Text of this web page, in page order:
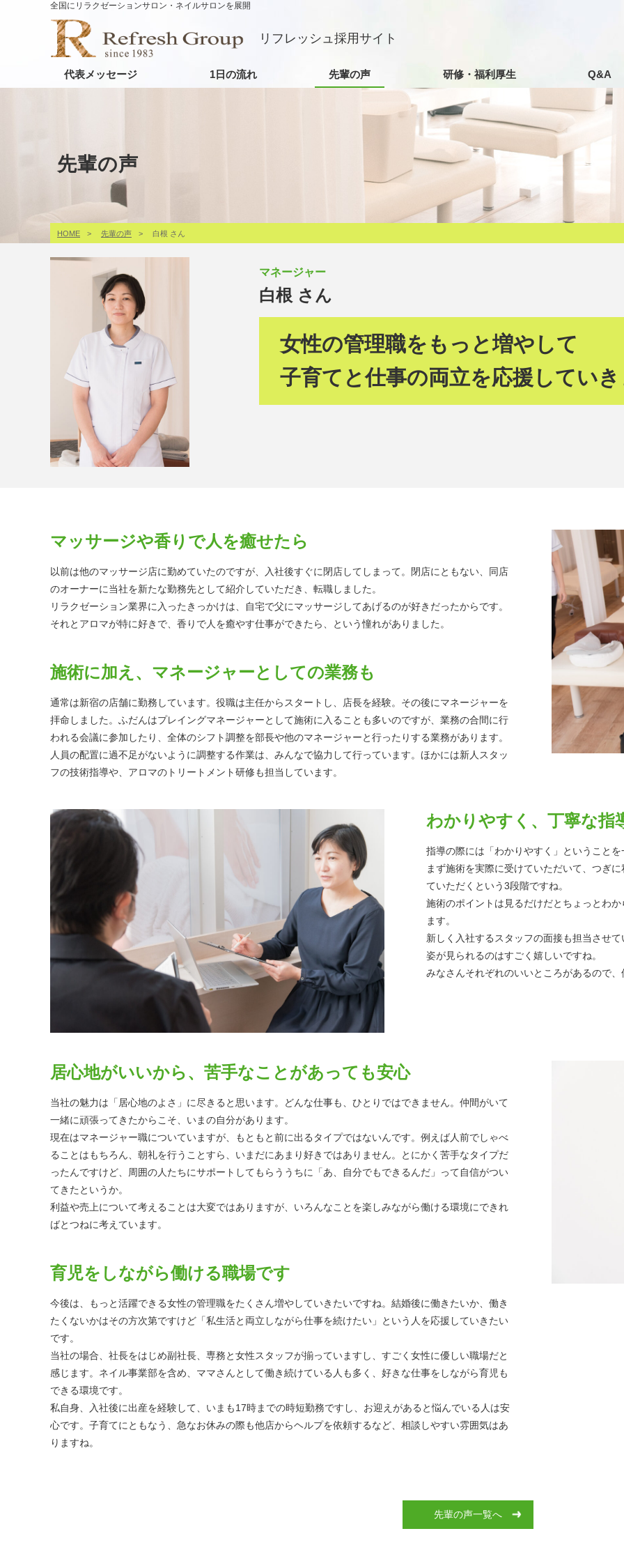
全国にリラクゼーションサロン・ネイルサロンを展開
リフレッシュ採用サイト
代表メッセージ 1日の流れ 先輩の声 研修・福利厚生 Q&A
先輩の声
HOME 先輩の声 白根 さん
マネージャー
白根 さん
女性の管理職をもっと増やして
子育てと仕事の両立を応援してい
マッサージや香りで人を癒せたら
以前は他のマッサージ店に勤めていたのですが、入社後すぐに閉店してしまって。閉店にともない、同店
のオーナーに当社を新たな勤務先として紹介していただき、転職しました。
リラクゼーション業界に入ったきっかけは、自宅で父にマッサージしてあげるのが好きだったからです。
それとアロマが特に好きで、香りで人を癒やす仕事ができたら、という憧れがありました。
施術に加え、マネージャーとしての業務も
通常は新宿の店舗に勤務しています。役職は主任からスタートし、店長を経験。その後にマネージャーを
拝命しました。ふだんはプレイングマネージャーとして施術に入ることも多いのですが、業務の合間に行
われる会議に参加したり、全体のシフト調整を部長や他のマネージャーと行ったりする業務があります。
人員の配置に過不足がないように調整する作業は、みんなで協力して行っています。ほかには新人スタッ
フの技術指導や、アロマのトリートメント研修も担当しています。
わかりやすく、丁寧な指
指導の際には「わかりやすく」ということ
まず施術を実際に受けていただいて、つぎ
ていただくという3段階ですね。
施術のポイントは見るだけだとちょっとわ
ます。
新しく入社するスタッフの面接も担当させ
姿が見られるのはすごく嬉しいですね。
みなさんそれぞれのいいところがあるので
居心地がいいから、苦手なことがあっても安心
当社の魅力は「居心地のよさ」に尽きると思います。どんな仕事も、ひとりではできません。仲間がいて
一緒に頑張ってきたからこそ、いまの自分があります。
現在はマネージャー職についていますが、もともと前に出るタイプではないんです。例えば人前でしゃべ
ることはもちろん、朝礼を行うことすら、いまだにあまり好きではありません。とにかく苦手なタイプだ
ったんですけど、周囲の人たちにサポートしてもらううちに「あ、自分でもできるんだ」って自信がつい
てきたというか。
利益や売上について考えることは大変ではありますが、いろんなことを楽しみながら働ける環境にできれ
ばとつねに考えています。
育児をしながら働ける職場です
今後は、もっと活躍できる女性の管理職をたくさん増やしていきたいですね。結婚後に働きたいか、働き
たくないかはその方次第ですけど「私生活と両立しながら仕事を続けたい」という人を応援していきたい
です。
当社の場合、社長をはじめ副社長、専務と女性スタッフが揃っていますし、すごく女性に優しい職場だと
感じます。ネイル事業部を含め、ママさんとして働き続けている人も多く、好きな仕事をしながら育児も
できる環境です。
私自身、入社後に出産を経験して、いまも17時までの時短勤務ですし、お迎えがあると悩んでいる人は安
心です。子育てにともなう、急なお休みの際も他店からヘルプを依頼するなど、相談しやすい雰囲気はあ
りますね。
先輩の声一覧へ